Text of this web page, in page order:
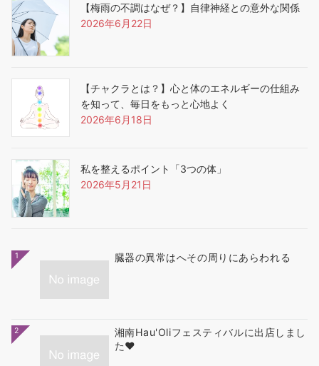
【梅雨の不調はなぜ？】自律神経との意外な関係
2026年6月22日
【チャクラとは？】心と体のエネルギーの仕組み
を知って、毎日をもっと心地よく
2026年6月18日
私を整えるポイント「3つの体」
2026年5月21日
1 臓器の異常はへその周りにあらわれる
2
湘南Hau'Oliフェスティバルに出店しまし
た❤